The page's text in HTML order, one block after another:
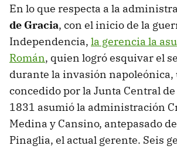
En lo que respecta a la
de Gracia, con el inicio de la
Independencia, la gerencia la
Román, quien logró esquivar el
durante la invasión
concedido por la Junta Central de
1831 asumió la administración
Medina y Cansino, antepasado
Pinaglia, el actual gerente. Seis